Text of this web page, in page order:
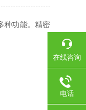
种功能。精密
在线咨询
电话